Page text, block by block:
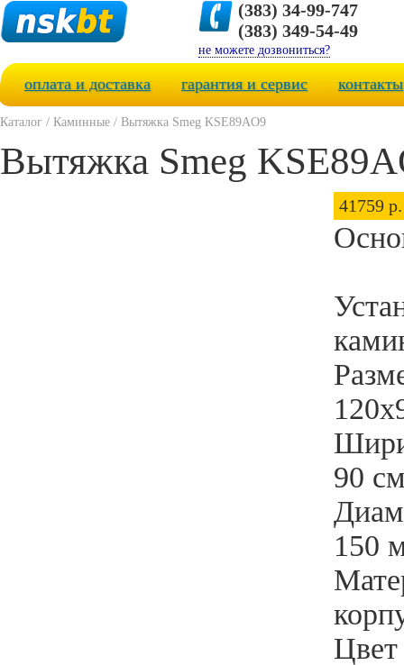
(383) 34-99-747
(383) 349-54-49
не можете дозвониться?
оплата и доставка гарантия и сервис контакты
Каталог / Каминные / Вытяжка Smeg KSE89AO9
Вытяжка Smeg
41759 р.
90
150
Цвет